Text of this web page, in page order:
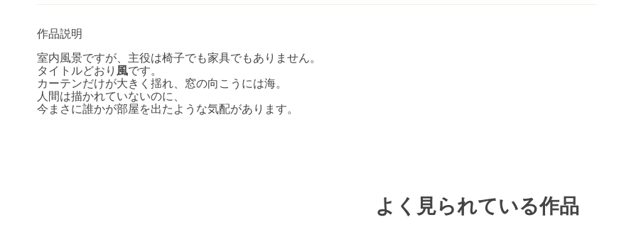
作品説明
室内風景ですが、主役は椅子でも家具でもありません。
タイトルどおり 風です。
カーテンだけが大きく揺れ、窓の向こうには海。
人間は描かれていないのに、
今まさに誰かが部屋を出たような気配があります。
よく見られている作品